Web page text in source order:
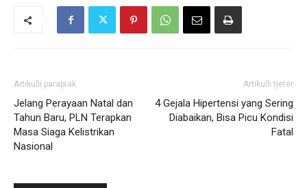
Artikulli paraprak
Jelang Perayaan Natal dan
Tahun Baru, PLN Terapkan
Masa Siaga Kelistrikan
Nasional
Artikulli tjetër
4 Gejala Hipertensi yang Sering
Diabaikan, Bisa Picu Kondisi
Fatal